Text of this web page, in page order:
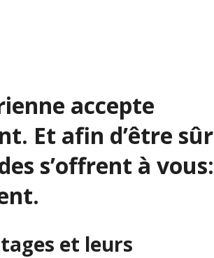
accepte
Et afin d’être
s’offrent à vous:
et leurs